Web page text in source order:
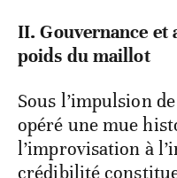
II. Gouvernance et
poids du maillot
Sous l’impulsion
opéré une mue
l’improvisation à
crédibilité